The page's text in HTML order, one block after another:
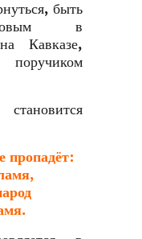
быть
в
Кавказе,
пропадёт: